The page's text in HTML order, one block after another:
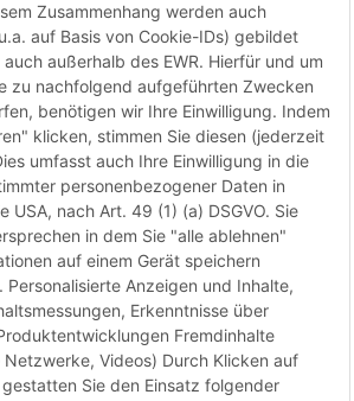
Weiter
Zusammenhang werden auch
auf Basis von Cookie-IDs) gebildet
außerhalb des EWR. Hierfür und um
zu nachfolgend aufgeführten Zwecken
benötigen wir Ihre Einwilligung. Indem
klicken, stimmen Sie diesen (jederzeit
umfasst auch Ihre Einwilligung in die
personenbezogener Daten in
USA, nach Art. 49 (1) (a) DSGVO. Sie
in dem Sie "alle ablehnen"
auf einem Gerät speichern
Anzeigen und Inhalte,
Erkenntnisse über
Fremdinhalte
Videos) Durch Klicken auf
gestatten Sie den Einsatz folgender